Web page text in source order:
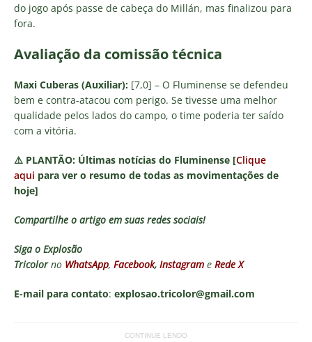
do jogo após passe de cabeça do Millán, mas finalizou para
fora.
Avaliação da comissão técnica
Maxi Cuberas (Auxiliar): [7,0] – O Fluminense se defendeu
bem e contra-atacou com perigo. Se tivesse uma melhor
qualidade pelos lados do campo, o time poderia ter saído
com a vitória.
⚠️ PLANTÃO: Últimas notícias do Fluminense [Clique
aqui para ver o resumo de todas as movimentações de
hoje]
Compartilhe o artigo em suas redes sociais!
Siga o Explosão
Tricolorno WhatsApp, Facebook, Instagram e Rede X
E-mail para contato: explosao.tricolor@gmail.com
CONTINUE LENDO